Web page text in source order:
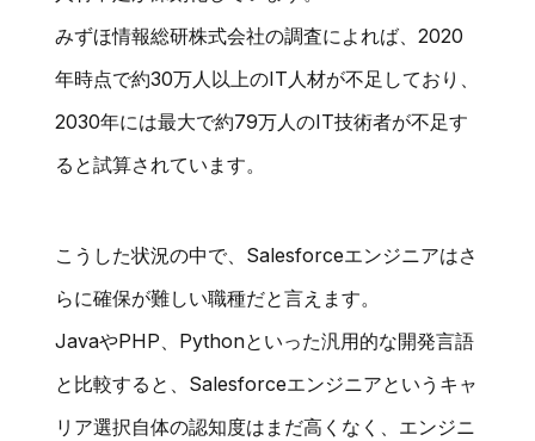
みずほ情報総研株式会社の調査によれば、2020
年時点で約30万人以上のIT人材が不足しており、
2030年には最大で約79万人のIT技術者が不足す
ると試算されています。
こうした状況の中で、Salesforceエンジニアはさ
らに確保が難しい職種だと言えます。
JavaやPHP、Pythonといった汎用的な開発言語
と比較すると、Salesforceエンジニアというキャ
リア選択自体の認知度はまだ高くなく、エンジニ